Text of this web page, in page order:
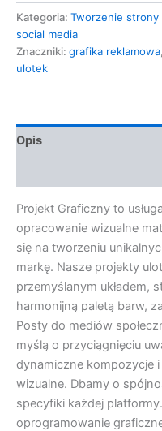
Kategoria: Tworzenie
social media
Znaczniki: grafika reklamowa
ulotek
Opis
Projekt Graficzny to
opracowanie wizualne
się na tworzeniu
markę. Nasze projekty
przemyślanym układem,
harmonijną paletą barw,
Posty do mediów
myślą o przyciągnięciu
dynamiczne kompozycje
wizualne. Dbamy o
specyfiki każdej
oprogramowanie